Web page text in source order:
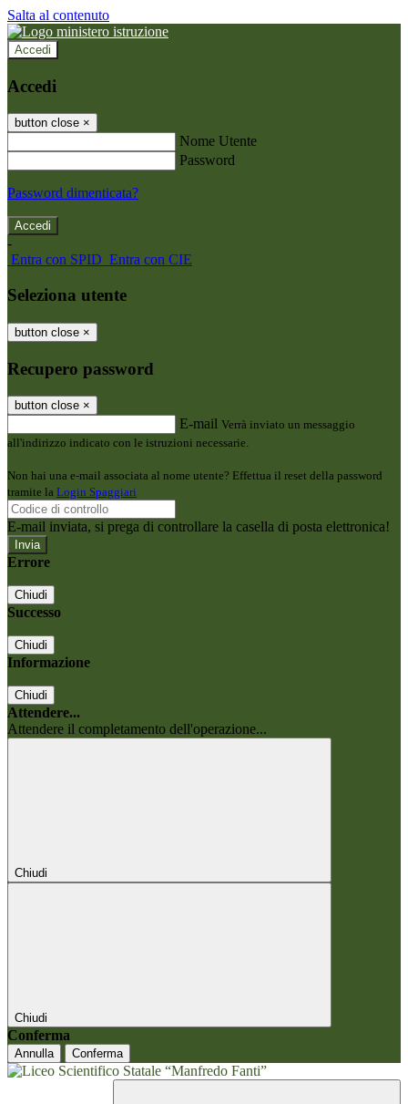
Salta al contenuto
Accedi
Accedi
button close ×
Nome Utente
Password
Password dimenticata?
-
Entra con SPID Entra con CIE
Seleziona utente
button close ×
Recupero password
button close ×
E-mail Verrà inviato un messaggio
all'indirizzo indicato con le istruzioni necessarie.
Non hai una e-mail associata al nome utente? Effettua il reset della password
tramite la Login Spaggiari
E-mail inviata, si prega di controllare la casella di posta elettronica!
Errore
Chiudi
Successo
Chiudi
Informazione
Chiudi
Attendere...
Attendere il completamento dell'operazione...
Chiudi
Chiudi
Conferma
Annulla Conferma